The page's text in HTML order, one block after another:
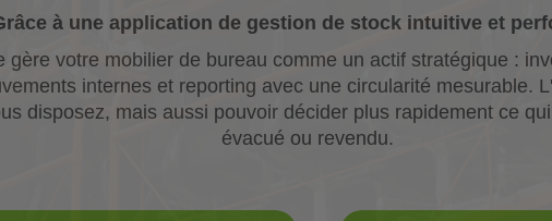
à une application de gestion de stock intuitive et
gère votre mobilier de bureau comme un actif stratégique :
internes et reporting avec une circularité mesurable.
disposez, mais aussi pouvoir décider plus rapidement ce
évacué ou revendu.